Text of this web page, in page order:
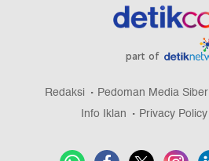
part of
Redaksi Pedoman Media Siber
Info Iklan
Privacy Policy